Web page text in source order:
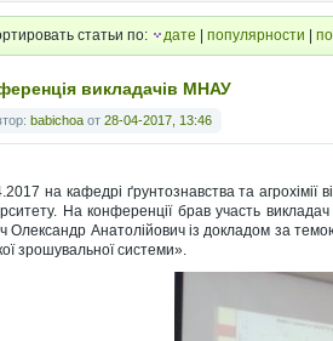
статьи по: дате популярности
викладачів МНАУ
babichoa от 28-04-2017, 13:46
на кафедрі ґрунтознавства та агрохімії
На конференції брав участь викладач
Олександр Анатолійович із докладом за
зрошувальної системи».